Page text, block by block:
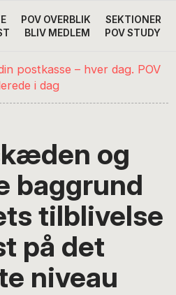
POV OVERBLIK
SEKTIONER
BLIV MEDLEM POV STUDY
og
baggrund
tilblivelse
på det
niveau